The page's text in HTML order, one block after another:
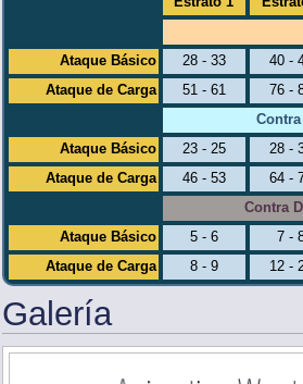
Ataque Básico 28 - 33
40 -
Ataque de Carga
51 - 61
76 -
Ataque Básico
23 - 25
28 -
Ataque de Carga
46 - 53
64 -
Contra
Ataque Básico
5 - 6
7 -
Ataque de Carga
8 - 9 12 -
Galería